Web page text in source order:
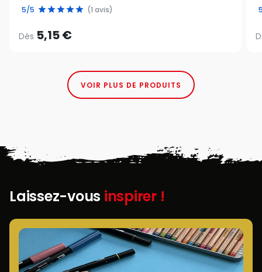
5/5 (1 avis)
Dès 5,15 €
VOIR PLUS DE PRODUITS
Laissez-vous inspirer !